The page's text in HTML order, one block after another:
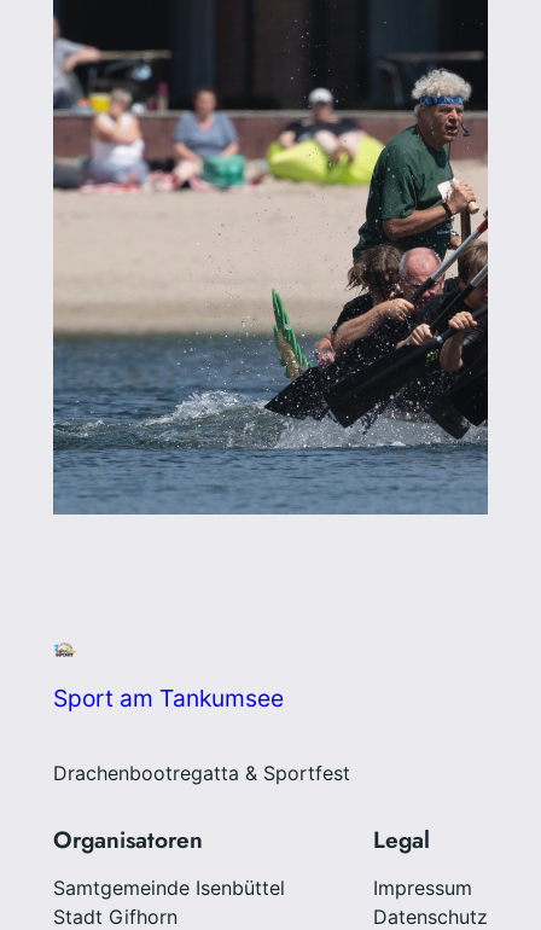
Sport am Tankumsee
Drachenbootregatta & Sportfest
Organisatoren
Samtgemeinde Isenbüttel
Stadt Gifhorn
Legal
Impressum
Datenschutz